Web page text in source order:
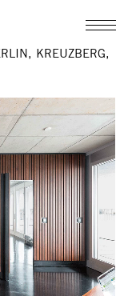
KREUZBERG,